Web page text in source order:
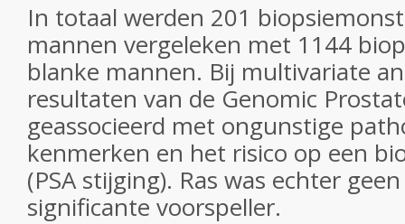
In totaal werden 201
mannen vergeleken met 1144
blanke mannen. Bij multivariate
resultaten van de Genomic
geassocieerd met ongunstige
kenmerken en het risico op een
(PSA stijging). Ras was echter
significante voorspeller.